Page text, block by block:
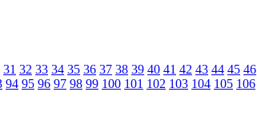
31 32 33 34 35 36 37 38 39 40 41 42 43 44 45 46
94 95 96 97 98 99 100 101 102 103 104 105 106